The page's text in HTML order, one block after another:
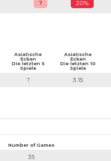
? 20%
Asiatische
Ecken
Die letzten 5
Spiele
Asiatische
Ecken
Die letzten 10
Spiele
? 3.15
Number of Games
35